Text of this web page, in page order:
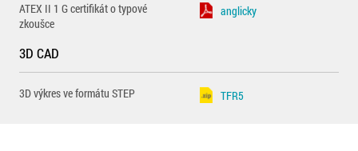
ATEX II 1 G certifikát o typové
zkoušce
anglicky
3D CAD
3D výkres ve formátu STEP TFR5